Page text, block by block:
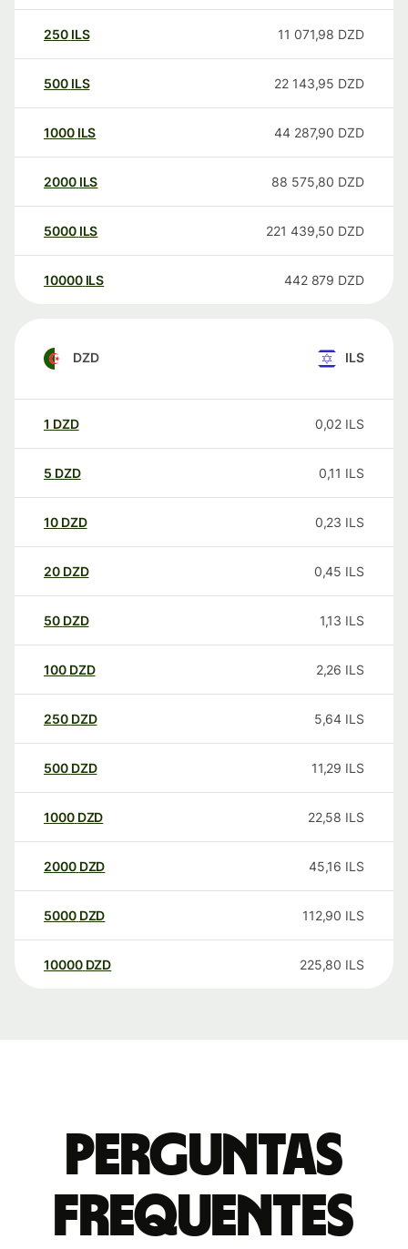
250 ILS 11 071,98 DZD
500 ILS 22 143,95 DZD
1000 ILS 44 287,90 DZD
2000 ILS 88 575,80 DZD
5000 ILS 221 439,50 DZD
10000 ILS 442 879 DZD
DZD ILS
1 DZD 0,02 ILS
5 DZD 0,11 ILS
10 DZD 0,23 ILS
20 DZD 0,45 ILS
50 DZD 1,13 ILS
100 DZD 2,26 ILS
250 DZD 5,64 ILS
500 DZD 11,29 ILS
1000 DZD 22,58 ILS
2000 DZD 45,16 ILS
5000 DZD 112,90 ILS
10000 DZD 225,80 ILS
Perguntas
frequentes